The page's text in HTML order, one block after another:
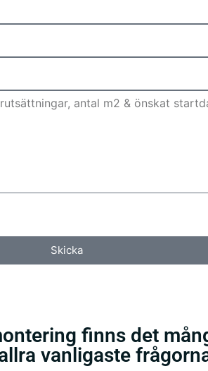
Skicka
finns det
vanligaste